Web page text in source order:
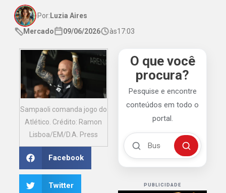
Por: Luzia Aires
Mercado
09/06/2026 às17:03
Sampaoli comanda jogo do
Atlético. Crédito: Ramon
Lisboa/EM/D.A. Press
Facebook
Twitter
O que você
procura?
Pesquise e encontre
conteúdos em todo o
portal.
Buscar no Mengão 360
Buscar
PUBLICIDADE